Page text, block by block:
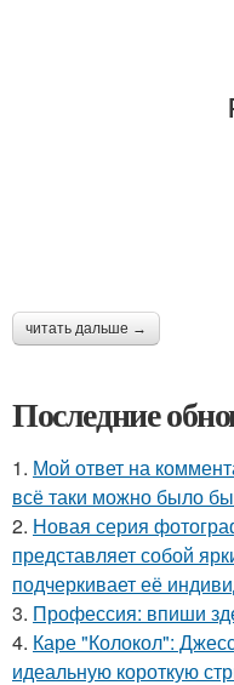
читать дальше →
Последние
1. Мой ответ на
всё таки можно было бы
2. Новая серия
представляет собой
подчеркивает её
3. Профессия: впиши
4. Каре "Колокол":
идеальную короткую